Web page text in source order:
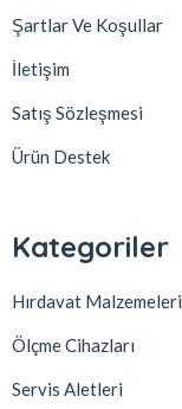
Şartlar Ve Koşullar
İletişim
Satış Sözleşmesi
Ürün Destek
Kategoriler
Hırdavat Malzemeleri
Ölçme Cihazları
Servis Aletleri